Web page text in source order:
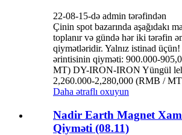
22-08-15-də admin tərəfindən
Çinin spot bazarında aşağıdakı
toplanır və gündə hər iki tərəfin
qiymətləridir. Yalnız istinad
ərintisinin qiyməti: 900.000-
MT) DY-IRON-IRON Yüngül
2,260.000-2,280,000 (RMB /
Daha ətraflı oxuyun
Nadir Earth Magnet
Qiyməti (08.11)